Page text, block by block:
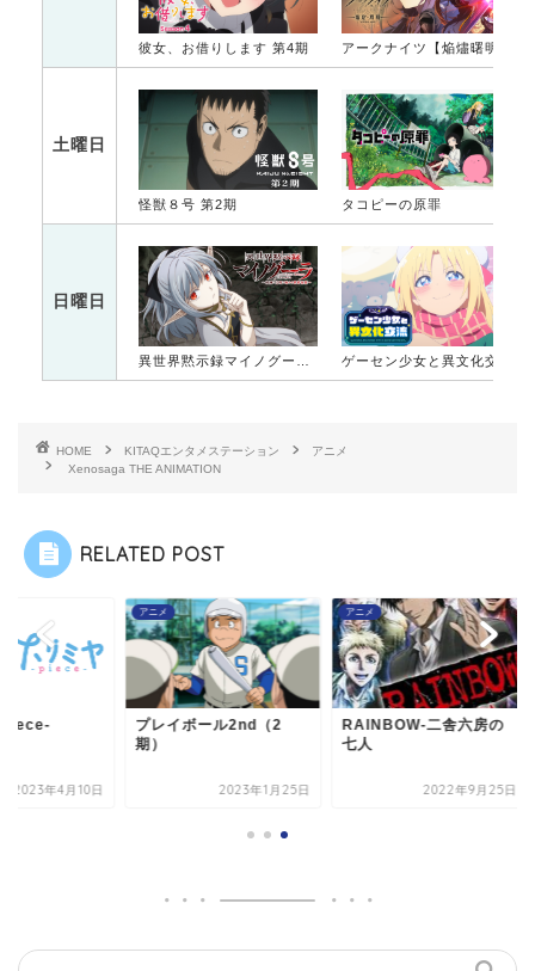
彼女、お借りします 第4期
土曜日
怪獣８号 第2期 タコピーの原罪
日曜日
異世界黙示録マイノグーラ～破滅の文明で始める世界征服～ ゲーセン少女と異文化交流
HOME KITAQエンタメステーション
アニメ
Xenosaga THE ANIMATION
RELATED POST
イボール2nd（2
2023年1月25日
アニメ
RAINBOW-二舎六房の
2022年9月25日
アニメ
ホリミヤ -piece-
2023年4